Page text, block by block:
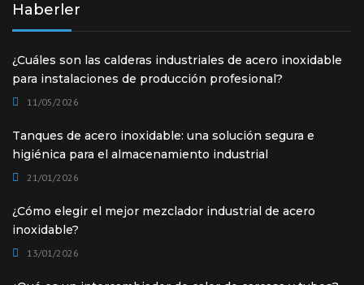
Haberler
¿Cuáles son las calderas industriales de acero inoxidable
para instalaciones de producción profesional?
11/05/2026
Tanques de acero inoxidable: una solución segura e
higiénica para el almacenamiento industrial
21/01/2026
¿Cómo elegir el mejor mezclador industrial de acero
inoxidable?
13/01/2026